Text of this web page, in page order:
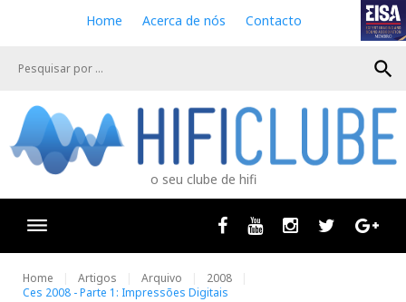
e
Home Acerca de nós Contacto
search
o seu clube de hifi
Facebook
Youtube InstagramTwitter
Home Artigos Arquivo
2008
Ces 2008 - Parte 1: Impressões Digitais